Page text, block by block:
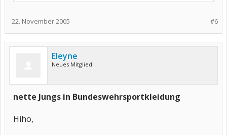
#6
22. November 2005
Eleyne
Neues Mitglied
nette Jungs in Bundeswehrsportkleidung
Hiho,